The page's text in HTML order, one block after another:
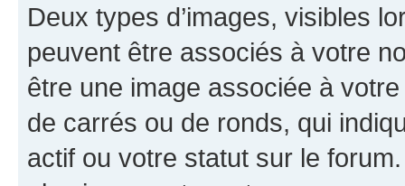
Deux types d’images, visibles
peuvent être associés à votre
être une image associée à
de carrés ou de ronds, qui
actif ou votre statut sur le